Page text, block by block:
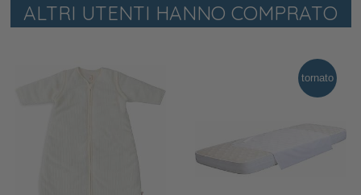
ALTRI UTENTI HANNO COMPRATO
tornato